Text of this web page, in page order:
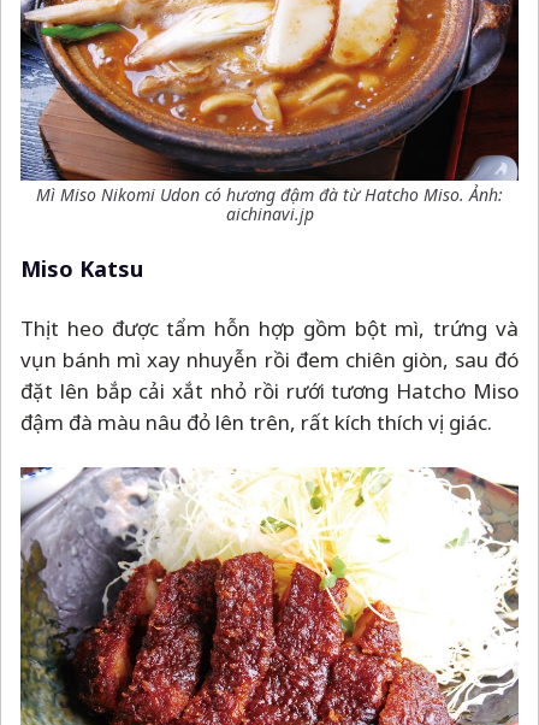
Mì Miso Nikomi Udon có hương đậm đà từ Hatcho Miso. Ảnh:
aichinavi.jp
Miso Katsu
Thịt heo được tẩm hỗn hợp gồm bột mì, trứng và
vụn bánh mì xay nhuyễn rồi đem chiên giòn, sau đó
đặt lên bắp cải xắt nhỏ rồi rưới tương Hatcho Miso
đậm đà màu nâu đỏ lên trên, rất kích thích vị giác.